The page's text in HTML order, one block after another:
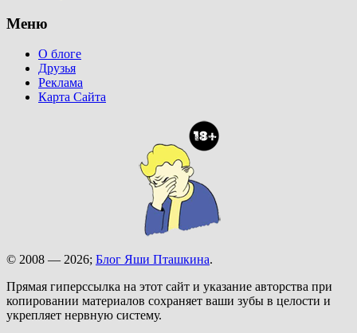
Меню
О блоге
Друзья
Реклама
Карта Сайта
© 2008 — 2026; Блог Яши Пташкина.
Прямая гиперссылка на этот сайт и указание авторства при
копировании материалов сохраняет ваши зубы в целости и
укрепляет нервную систему.